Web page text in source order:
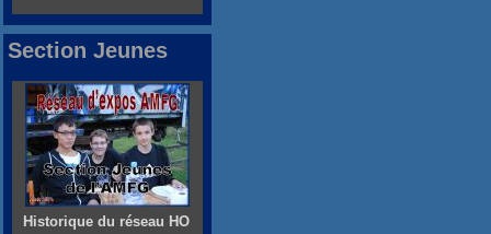
Section Jeunes
Historique du réseau HO